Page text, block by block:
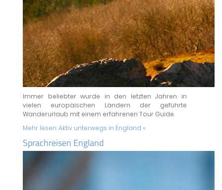
Immer beliebter wurde in den letzten Jahren in
vielen europäischen Ländern der geführte
Wanderurlaub mit einem erfahrenen Tour Guide.
Mehr lesen:Aktiv unterwegs in England »
Sprachreisen England